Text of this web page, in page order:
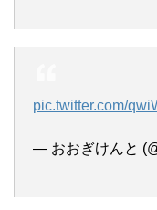
pic.twitter.com/
— おおぎけんと